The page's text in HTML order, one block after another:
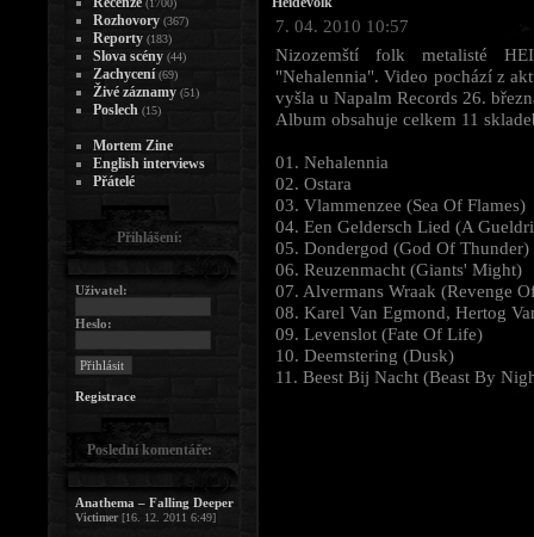
7. 04. 2010 10:57
Nizozemští folk metalisté
"Nehalennia". Video pochází z
vyšla u Napalm Records 26.
Album obsahuje celkem 11
01. Nehalennia
02. Ostara
03. Vlammenzee (Sea Of Flames)
04. Een Geldersch Lied (A
05. Dondergod (God Of Thunder)
06. Reuzenmacht (Giants' Might)
07. Alvermans Wraak (Revenge
08. Karel Van Egmond, Hertog
09. Levenslot (Fate Of Life)
10. Deemstering (Dusk)
11. Beest Bij Nacht (Beast By
(1700)
Rozhovory (367)
Reporty (183)
Slova scény (44)
Zachycení (69)
Živé záznamy (51)
Poslech (15)
Mortem Zine
English interviews
Přátelé
Přihlášení:
Uživatel:
Heslo:
Registrace
Poslední komentáře:
Anathema – Falling Deeper
Victimer[16. 12. 2011 6:49]